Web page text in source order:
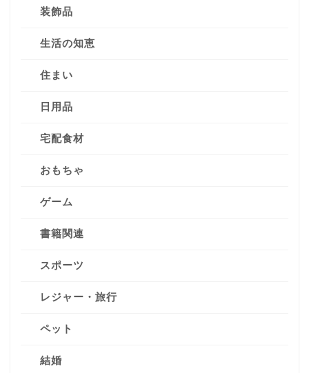
装飾品
生活の知恵
住まい
日用品
宅配食材
おもちゃ
ゲーム
書籍関連
スポーツ
レジャー・旅行
ペット
結婚